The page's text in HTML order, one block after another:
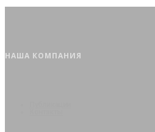
НАША КОМПАНИЯ